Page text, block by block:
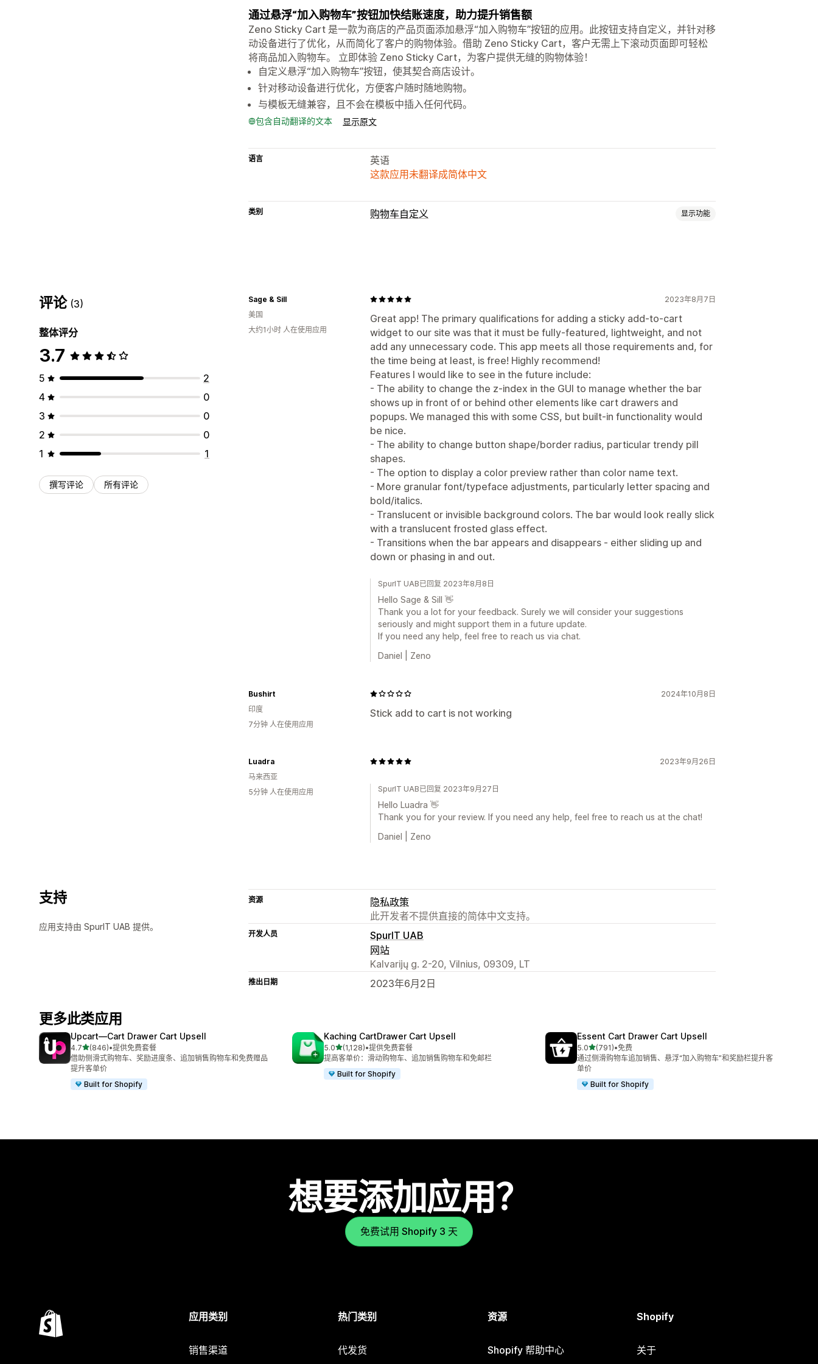
通过悬浮“加入购物车”按钮加快结账速度，助力提升销售额
Zeno Sticky Cart 是一款为商店的产品页面添加悬浮“加入购物车”按钮的应用。此按钮支持自定义，并针对移
动设备进行了优化，从而简化了客户的购物体验。借助 Zeno Sticky Cart，客户无需上下滚动页面即可轻松
将商品加入购物车。 立即体验 Zeno Sticky Cart，为客户提供无缝的购物体验！
自定义悬浮“加入购物车”按钮，使其契合商店设计。
针对移动设备进行优化，方便客户随时随地购物。
与模板无缝兼容，且不会在模板中插入任何代码。
包含自动翻译的文本 显示原文
语言
英语
这款应用未翻译成简体中文
类别 购物车自定义 显示功能
评论 (3)
整体评分
3.7
5
2
4
0
3
0
2
0
1
1
撰写评论 所有评论
2023年8月7日
Great app! The primary qualifications for adding a sticky add-to-cart
widget to our site was that it must be fully-featured, lightweight, and not
add any unnecessary code. This app meets all those requirements and, for
the time being at least, is free! Highly recommend!
Features I would like to see in the future include:
- The ability to change the z-index in the GUI to manage whether the bar
shows up in front of or behind other elements like cart drawers and
popups. We managed this with some CSS, but built-in functionality would
be nice.
- The ability to change button shape/border radius, particular trendy pill
shapes.
- The option to display a color preview rather than color name text.
- More granular font/typeface adjustments, particularly letter spacing and
bold/italics.
- Translucent or invisible background colors. The bar would look really slick
with a translucent frosted glass effect.
- Transitions when the bar appears and disappears - either sliding up and
down or phasing in and out.
Sage & Sill
美国
大约1小时 人在使用应用
SpurIT UAB已回复 2023年8月8日
Hello Sage & Sill 👋
Thank you a lot for your feedback. Surely we will consider your suggestions
seriously and might support them in a future update.
If you need any help, feel free to reach us via chat.
Daniel | Zeno
2024年10月8日
Stick add to cart is not working
Bushirt
印度
7分钟 人在使用应用
2023年9月26日
Luadra
马来西亚
5分钟 人在使用应用
SpurIT UAB已回复 2023年9月27日
Hello Luadra 👋
Thank you for your review. If you need any help, feel free to reach us at the chat!
Daniel | Zeno
支持
应用支持由 SpurIT UAB 提供。
资源
隐私政策
此开发者不提供直接的简体中文支持。
开发人员
SpurIT UAB
网站
Kalvarijų g. 2-20, Vilnius, 09309, LT
推出日期 2023年6月2日
更多此类应用
Upcart—Cart Drawer Cart Upsell
4.7星（满分 5 星）
(846)
总共 846 条评论
•提供免费套餐
借助侧滑式购物车、奖励进度条、追加销售购物车和免费赠品
提升客单价
Built for Shopify
Kaching CartDrawer Cart Upsell
5.0星（满分 5 星）
(1,128)
总共 1128 条评论
•提供免费套餐
提高客单价：滑动购物车、追加销售购物车和免邮栏
Built for Shopify
Essent Cart Drawer Cart Upsell
5.0星（满分 5 星）
(791)
总共 791 条评论
•免费
通过侧滑购物车追加销售、悬浮“加入购物车”和奖励栏提升客
单价
Built for Shopify
想要添加应用？
免费试用 Shopify 3 天
应用类别
销售渠道
热门类别
代发货
资源
Shopify 帮助中心
Shopify
关于